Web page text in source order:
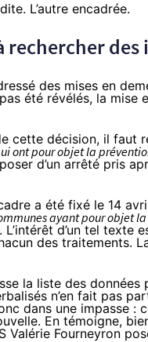
L’autre encadrée.
rechercher
des mises en
été révélés, la
cette décision, il faut
ont pour objet la
d’un arrêté pris
a été fixé le 14
ayant pour objet
L’intérêt d’un tel texte
des traitements.
la liste des
n’en fait pas
dans une impasse
En témoigne,
Valérie Fourneyron